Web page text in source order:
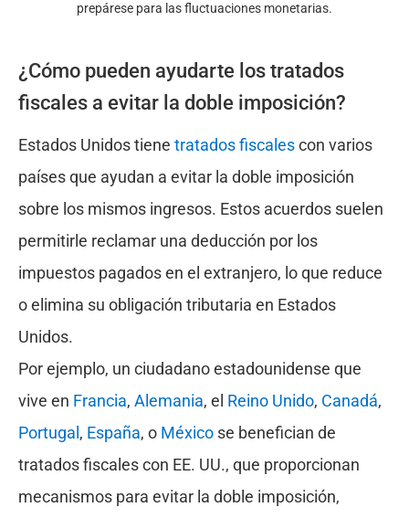
prepárese para las fluctuaciones monetarias.
¿Cómo pueden ayudarte los tratados
fiscales a evitar la doble imposición?
Estados Unidos tiene tratados fiscalescon varios
países que ayudan a evitar la doble imposición
sobre los mismos ingresos. Estos acuerdos suelen
permitirle reclamar una deducción por los
impuestos pagados en el extranjero, lo que reduce
o elimina su obligación tributaria en Estados
Unidos.
Por ejemplo, un ciudadano estadounidense que
vive en Francia, Alemania, el Reino Unido, Canadá,
Portugal , España, o México se benefician de
tratados fiscales con EE. UU., que proporcionan
mecanismos para evitar la doble imposición,